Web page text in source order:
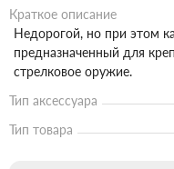
Краткое описание
Недорогой, но при этом
предназначенный для
стрелковое оружие.
Тип аксессуара
Тип товара